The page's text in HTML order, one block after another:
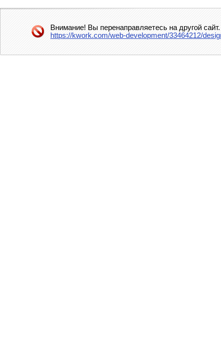
Внимание! Вы перенаправляетесь на другой
https://kwork.com/web-development/33464212/